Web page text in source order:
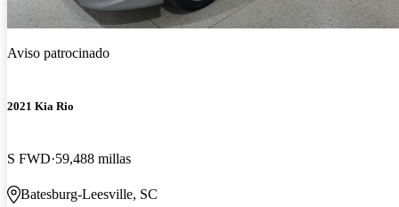
Aviso patrocinado
2021 Kia Rio
S FWD 59,488 millas
Batesburg-Leesville, SC